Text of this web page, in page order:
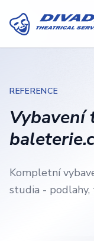
REFERENCE
Vybavení
Kompletní
studia - podlahy,